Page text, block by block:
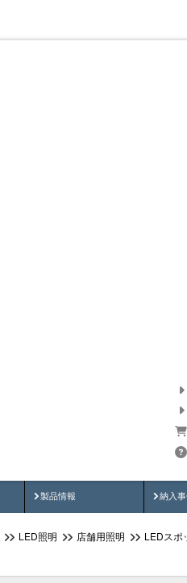
製品情報
製品動画 納入
納
LED照明 店舗用照明 LEDスポ